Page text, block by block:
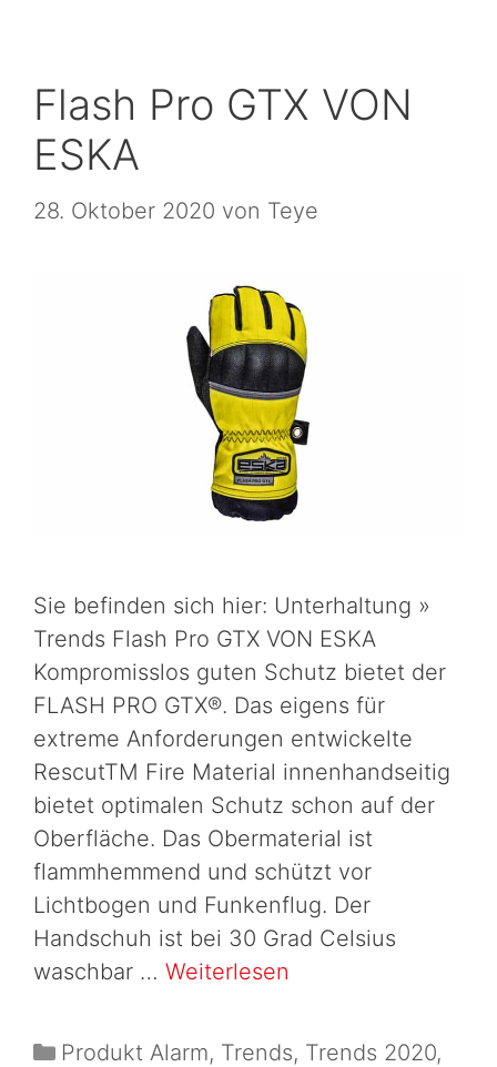
Flash Pro GTX VON
ESKA
28. Oktober 2020 von Teye
Sie befinden sich hier: Unterhaltung »
Trends Flash Pro GTX VON ESKA
Kompromisslos guten Schutz bietet der
FLASH PRO GTX®. Das eigens für
extreme Anforderungen entwickelte
RescutTM Fire Material innenhandseitig
bietet optimalen Schutz schon auf der
Oberfläche. Das Obermaterial ist
flammhemmend und schützt vor
Lichtbogen und Funkenflug. Der
Handschuh ist bei 30 Grad Celsius
waschbar … Weiterlesen
Produkt Alarm, Trends, Trends 2020,